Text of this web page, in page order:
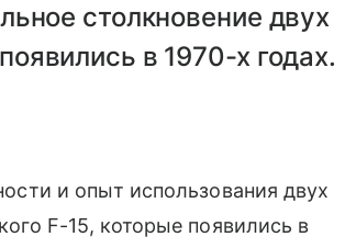
столкновение двух
в 1970-х годах.
и опыт использования двух
F-15, которые появились в